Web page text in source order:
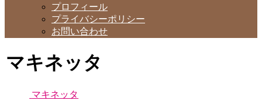
プロフィール
プライバシーポリシー
お問い合わせ
マキネッタ
マキネッタ